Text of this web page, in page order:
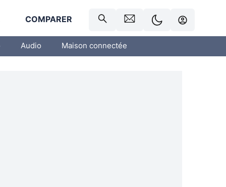
COMPARER
Audio Maison connectée